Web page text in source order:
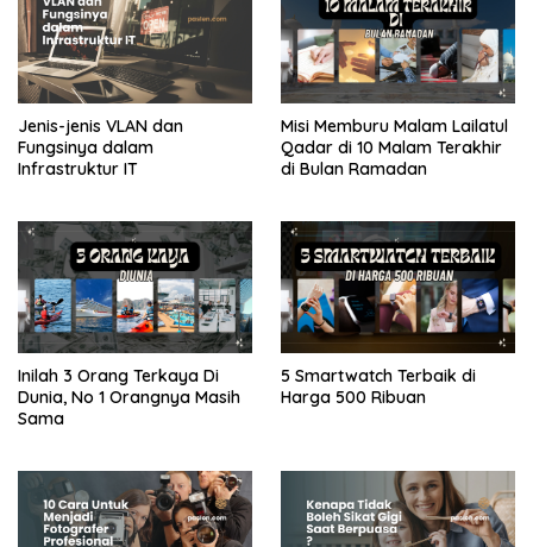
Jenis-jenis VLAN dan
Fungsinya dalam
Infrastruktur IT
Misi Memburu Malam Lailatul
Qadar di 10 Malam Terakhir
di Bulan Ramadan
Inilah 3 Orang Terkaya Di
Dunia, No 1 Orangnya Masih
Sama
5 Smartwatch Terbaik di
Harga 500 Ribuan